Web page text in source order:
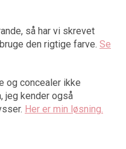
så har vi skrevet
den rigtige farve. Se
og concealer ikke
jeg kender også
Her er min løsning.